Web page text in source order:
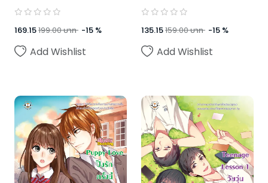
169.15199.00บาท -15 %
Add Wishlist
135.15159.00บาท -15 %
Add Wishlist